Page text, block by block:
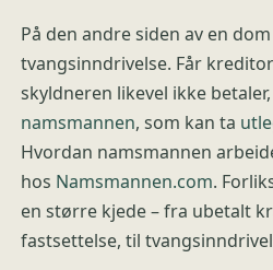
På den andre siden av en
tvangsinndrivelse. Får
skyldneren likevel ikke
namsmannen, som kan ta
Hvordan namsmannen
hos Namsmannen.com.
en større kjede – fra ubetalt
fastsettelse, til